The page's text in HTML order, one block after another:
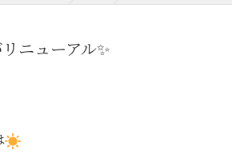
ニューアル✨